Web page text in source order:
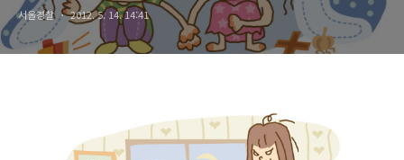
서울경찰 2012. 5. 14. 14:41